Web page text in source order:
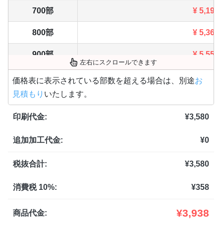
700部 ¥ 5,192
800部 ¥ 5,368
900部 ¥ 5,555
1,000部 ¥ 5,731
1,100部
1,200部 ¥ 6,215
1,300部 6,457
1,400部 ¥ 6,699
1,500部 ¥ 6,930
1,600部
左右にスクロールできます
価格表に表示されている部数を超える場合は、別途お
見積もり いたします。
印刷代金: ¥3,580
追加加工代金: ¥0
税抜合計: ¥3,580
消費税 10%: ¥358
商品代金: ¥3,938